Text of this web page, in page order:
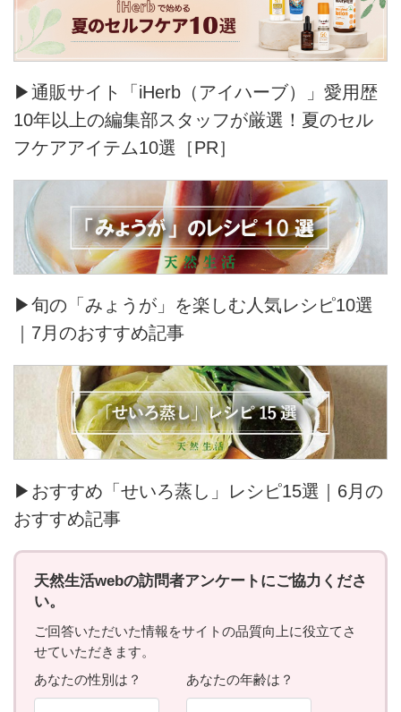
▶通販サイト「iHerb（アイハーブ）」愛用歴
10年以上の編集部スタッフが厳選！夏のセル
フケアアイテム10選［PR］
▶旬の「みょうが」を楽しむ人気レシピ10選
｜7月のおすすめ記事
▶おすすめ「せいろ蒸し」レシピ15選｜6月の
おすすめ記事